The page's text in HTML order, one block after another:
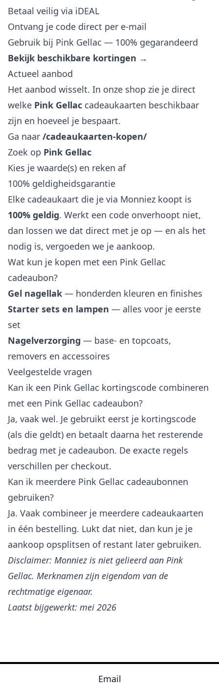
Betaal veilig via iDEAL
Ontvang je code direct per e-mail
Gebruik bij Pink Gellac — 100% gegarandeerd
Bekijk beschikbare kortingen →
Actueel aanbod
Het aanbod wisselt. In onze shop zie je direct
welke Pink Gellac cadeaukaarten beschikbaar
zijn en hoeveel je bespaart.
Ga naar /cadeaukaarten-kopen/
Zoek op Pink Gellac
Kies je waarde(s) en reken af
100% geldigheidsgarantie
Elke cadeaukaart die je via Monniez koopt is
100% geldig. Werkt een code onverhoopt niet,
dan lossen we dat direct met je op — en als het
nodig is, vergoeden we je aankoop.
Wat kun je kopen met een Pink Gellac
cadeaubon?
Gel nagellak — honderden kleuren en finishes
Starter sets en lampen — alles voor je eerste
set
Nagelverzorging — base- en topcoats,
removers en accessoires
Veelgestelde vragen
Kan ik een Pink Gellac kortingscode combineren
met een Pink Gellac cadeaubon?
Ja, vaak wel. Je gebruikt eerst je kortingscode
(als die geldt) en betaalt daarna het resterende
bedrag met je cadeaubon. De exacte regels
verschillen per checkout.
Kan ik meerdere Pink Gellac cadeaubonnen
gebruiken?
Ja. Vaak combineer je meerdere cadeaukaarten
in één bestelling. Lukt dat niet, dan kun je je
aankoop opsplitsen of restant later gebruiken.
Disclaimer: Monniez is niet gelieerd aan Pink
Gellac. Merknamen zijn eigendom van de
rechtmatige eigenaar.
Laatst bijgewerkt: mei 2026
Email